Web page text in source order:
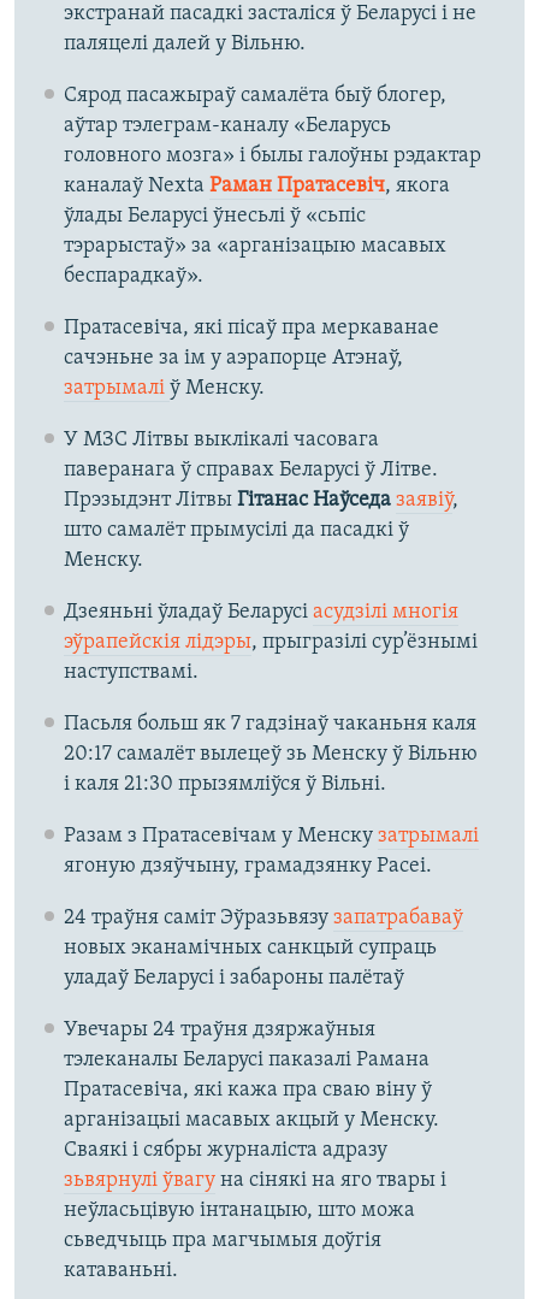
экстранай пасадкі засталіся ў Беларусі і не
паляцелі далей у Вільню.
Сярод пасажыраў самалёта быў блогер,
аўтар тэлеграм-каналу «Беларусь
головного мозга» і былы галоўны рэдактар
каналаў Nexta Раман Пратасевіч, якога
ўлады Беларусі ўнесьлі ў «сьпіс
тэрарыстаў» за «арганізацыю масавых
беспарадкаў».
Пратасевіча, які пісаў пра меркаванае
сачэньне за ім у аэрапорце Атэнаў,
затрымалі ў Менску.
У МЗС Літвы выклікалі часовага
паверанага ў справах Беларусі ў Літве.
Прэзыдэнт Літвы Гітанас Наўседа заявіў,
што самалёт прымусілі да пасадкі ў
Менску.
Дзеяньні ўладаў Беларусі асудзілі многія
эўрапейскія лідэры, прыгразілі сур’ёзнымі
наступствамі.
Пасьля больш як 7 гадзінаў чаканьня каля
20:17 самалёт вылецеў зь Менску ў Вільню
і каля 21:30 прызямліўся ў Вільні.
Разам з Пратасевічам у Менску затрымалі
ягоную дзяўчыну, грамадзянку Расеі.
24 траўня саміт Эўразьвязу запатрабаваў
новых эканамічных санкцый супраць
уладаў Беларусі і забароны палётаў
Увечары 24 траўня дзяржаўныя
тэлеканалы Беларусі паказалі Рамана
Пратасевіча, які кажа пра сваю віну ў
арганізацыі масавых акцый у Менску.
Сваякі і сябры журналіста адразу
зьвярнулі ўвагуна сінякі на яго твары і
неўласьцівую інтанацыю, што можа
сьведчыць пра магчымыя доўгія
катаваньні.